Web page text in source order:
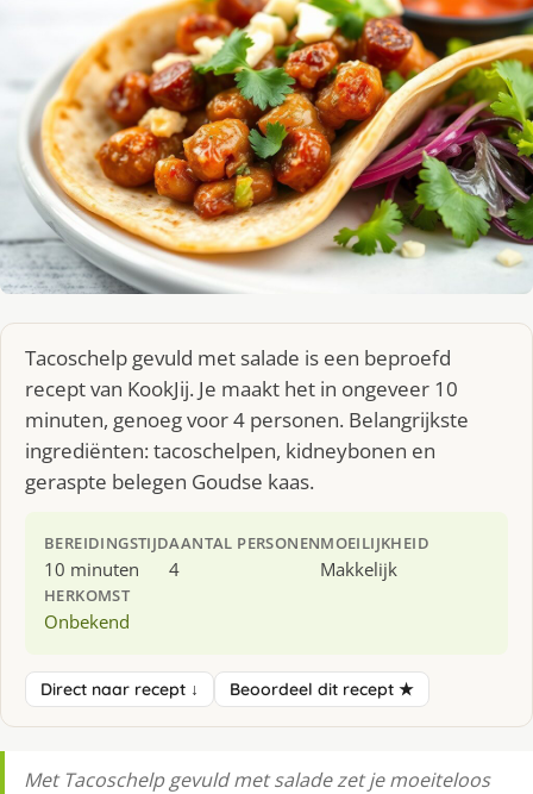
Tacoschelp gevuld met salade is een beproefd
recept van KookJij. Je maakt het in ongeveer 10
minuten, genoeg voor 4 personen. Belangrijkste
ingrediënten: tacoschelpen, kidneybonen en
geraspte belegen Goudse kaas.
BEREIDINGSTIJD
10 minuten
AANTAL PERSONEN
4
MOEILIJKHEID
Makkelijk
HERKOMST
Onbekend
Direct naar recept ↓ Beoordeel dit recept ★
Met Tacoschelp gevuld met salade zet je moeiteloos